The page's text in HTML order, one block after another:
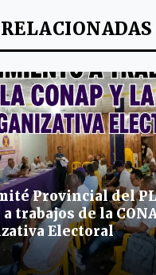
Provincial del
trabajos de la
Electoral